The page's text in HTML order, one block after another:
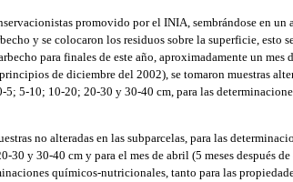
promovido por el INIA, sembrándose en un
y se colocaron los residuos sobre la superficie, esto
para finales de este año, aproximadamente un mes
de diciembre del 2002), se tomaron muestras
5; 5-10; 10-20; 20-30 y 30-40 cm, para las
no alteradas en las subparcelas, para las
y 30-40 cm y para el mes de abril (5 meses después
químicos-nutricionales, tanto para las